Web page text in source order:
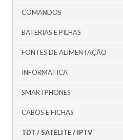
COMANDOS
BATERIAS E PILHAS
FONTES DE ALIMENTAÇÃO
INFORMÁTICA
SMARTPHONES
CABOS E FICHAS
TDT / SATÉLITE / IPTV